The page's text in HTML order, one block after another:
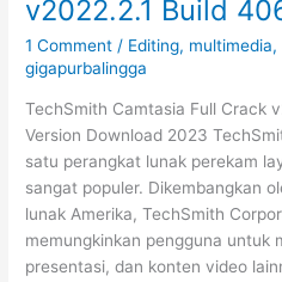
v2022.2.1 Build
1 Comment / Editing, multimedia,
gigapurbalingga
TechSmith Camtasia Full Crack
Version Download 2023
satu perangkat lunak perekam
sangat populer. Dikembangkan
lunak Amerika, TechSmith
memungkinkan pengguna untuk
presentasi, dan konten video